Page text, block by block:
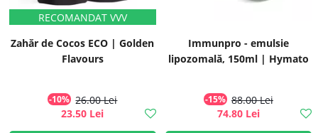
Zahăr de Cocos ECO | Golden
Flavours
-10% 26.00 Lei
23.50 Lei
Immunpro - emulsie
lipozomală, 150ml | Hymato
-15% 88.00 Lei
74.80 Lei